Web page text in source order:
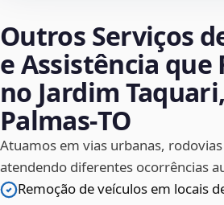
Outros Serviços
e Assistência que
no Jardim Taquari,
Palmas‑TO
Atuamos em vias urbanas,
atendendo diferentes ocorrências
Remoção de veículos em locais